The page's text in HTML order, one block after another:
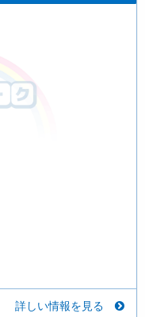
詳しい情報を見る